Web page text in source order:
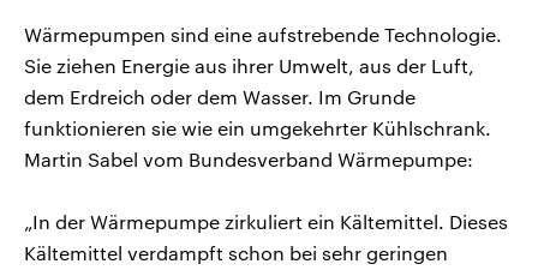
Wärmepumpen sind eine aufstrebende Technologie.
Sie ziehen Energie aus ihrer Umwelt, aus der Luft,
dem Erdreich oder dem Wasser. Im Grunde
funktionieren sie wie ein umgekehrter Kühlschrank.
Martin Sabel vom Bundesverband Wärmepumpe:
„In der Wärmepumpe zirkuliert ein Kältemittel. Dieses
Kältemittel verdampft schon bei sehr geringen